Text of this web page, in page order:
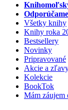
Všetky knihy
Knihy roka
Bestsellery
Novinky
Pripravované
Akcie a
Kolekcie
BookTok
Mám záujem